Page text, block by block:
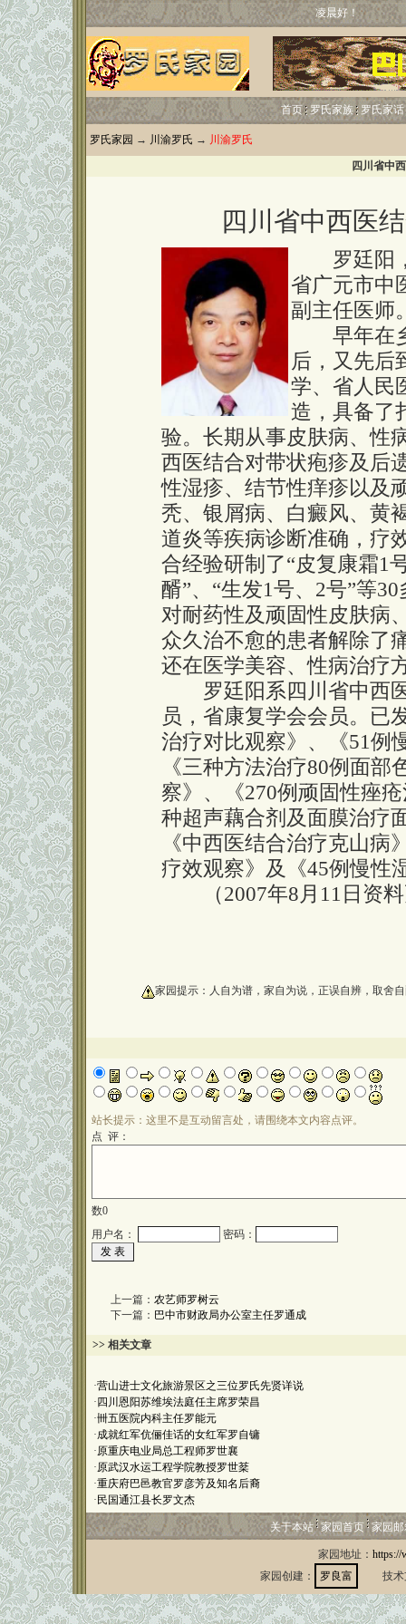
凌晨好！
首页 罗氏家族 罗氏家话
罗氏家园 → 川渝罗氏 → 川渝罗氏
四川省中
四川省中西医
罗廷阳，
省广元市中
副主任医师
早年在乡
后，又先后
学、省人民
造，具备了
验。长期从事皮肤病、性
西医结合对带状疱疹及后
性湿疹、结节性痒疹以及
秃、银屑病、白癜风、黄
道炎等疾病诊断准确，疗
合经验研制了“皮复康霜1
醑”、“生发1号、2号”等
对耐药性及顽固性皮肤病
众久治不愈的患者解除了
还在医学美容、性病治疗
罗廷阳系四川省中西医
员，省康复学会会员。已
治疗对比观察》、《51例
《三种方法治疗80例面
察》、《270例顽固性痤
种超声藕合剂及面膜治疗
《中西医结合治疗克山病
疗效观察》及《45例慢性
（2007年8月11日资料
家园提示：人自为谱，家自为说，正误自辨，取舍
站长提示：这里不是互动留言处，请围绕本文内容点评。
点 评：
数0
用户名：
密码：
上一篇： 农艺师罗树云
下一篇： 巴中市财政局办公室主任罗通成
>> 相关文章
·营山进士文化旅游景区之三位罗氏先贤详说
· 四川恩阳苏维埃法庭任主席罗荣昌
·卌五医院内科主任罗能元
·成就红军伉俪佳话的女红军罗自镛
·原重庆电业局总工程师罗世襄
·原武汉水运工程学院教授罗世棻
·重庆府巴邑教官罗彦芳及知名后裔
· 民国通江县长罗文杰
关于本站 家园首页 家园
家园地址： https://
家园创建：
罗良富 技术